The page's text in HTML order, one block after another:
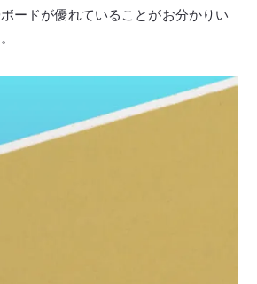
ードが優れていることがお分かりい